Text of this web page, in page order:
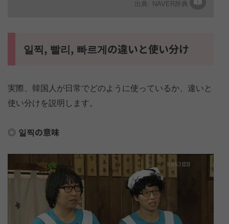
NAVER辞典
일찍, 빨리, 빠르게の違いと使い分け
実際、韓国人が日常でどのように使っているか、違いと
使い分けを説明します。
일찍の意味